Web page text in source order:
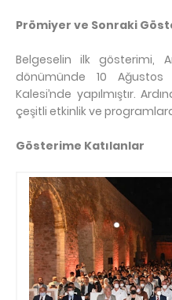
Prömiyer ve Sonraki
Belgeselin ilk gösterimi,
dönümünde 10 Ağustos
Kalesi’nde yapılmıştır.
çeşitli etkinlik ve
Gösterime Katılanlar